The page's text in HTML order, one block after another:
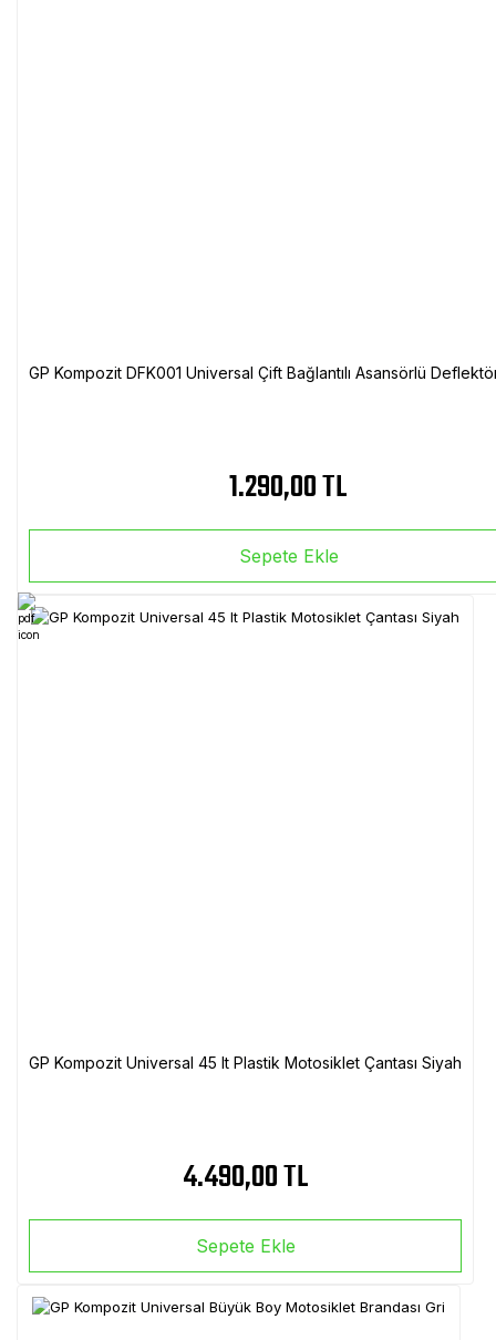
GP Kompozit DFK001 Universal Çift Bağlantılı Asansörlü
1.290,00 TL
Sepete Ekle
GP Kompozit Universal 45 lt Plastik Motosiklet Çantası Siyah
4.490,00 TL
Sepete Ekle